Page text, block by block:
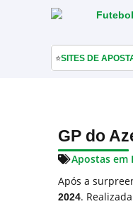
⭐SITES DE
GP do
Apostas em
Após a
2024.